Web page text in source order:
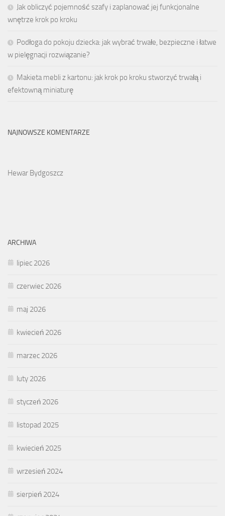
Jak obliczyć pojemność szafy i zaplanować jej funkcjonalne
wnętrze krok po kroku
Podłoga do pokoju dziecka: jak wybrać trwałe, bezpieczne i łatwe
w pielęgnacji rozwiązanie?
Makieta mebli z kartonu: jak krok po kroku stworzyć trwałą i
efektowną miniaturę
NAJNOWSZE KOMENTARZE
Hewar Bydgoszcz
ARCHIWA
lipiec 2026
czerwiec 2026
maj 2026
kwiecień 2026
marzec 2026
luty 2026
styczeń 2026
listopad 2025
kwiecień 2025
wrzesień 2024
sierpień 2024